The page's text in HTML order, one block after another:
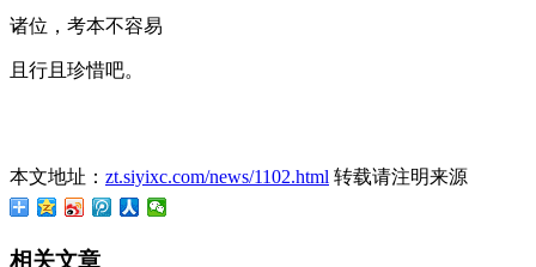
诸位，考本不容易
且行且珍惜吧。
本文地址： zt.siyixc.com/news/1102.html 转载请注明来源
相关文章